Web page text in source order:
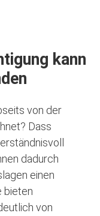
kann
von der
Dass
dadurch
einen
bieten
von